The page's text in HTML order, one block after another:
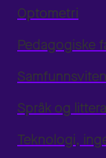
Optometri
Pedagogiske
Språk og
Teknologi,